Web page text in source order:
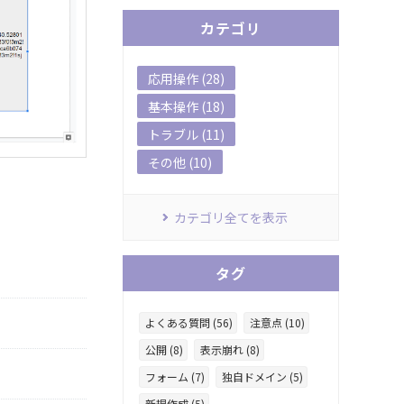
カテゴリ
応用操作 (28)
基本操作 (18)
トラブル (11)
その他 (10)
カテゴリ全てを表示
タグ
よくある質問 (56)
注意点 (10)
公開 (8)
表示崩れ (8)
フォーム (7)
独自ドメイン (5)